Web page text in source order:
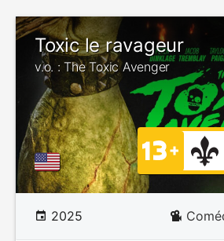
Toxic le ravageur
v.o. : The Toxic Avenger
2025